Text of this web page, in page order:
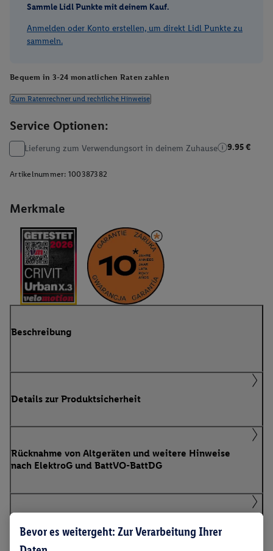
Merkmale
Sammle Lidl Punkte mit deinem Kauf.
Anmelden oder Konto erstellen, um direkt Lidl Punkte zu
sammeln.
Bequem in 3-24 monatlichen Raten zahlen
Zum Ratenrechner und rechtliche Hinweise
Service Optionen:
Lieferung zum Verwendungsort in deinem Zuhause 9.95 €
Artikelnummer: 100387382
Beschreibung
Details zur Produktsicherheit
Rücknahme von Altgeräten und weitere Hinweise
nach ElektroG und BattVO-BattDG
Bevor es weitergeht: Zur Verarbeitung Ihrer